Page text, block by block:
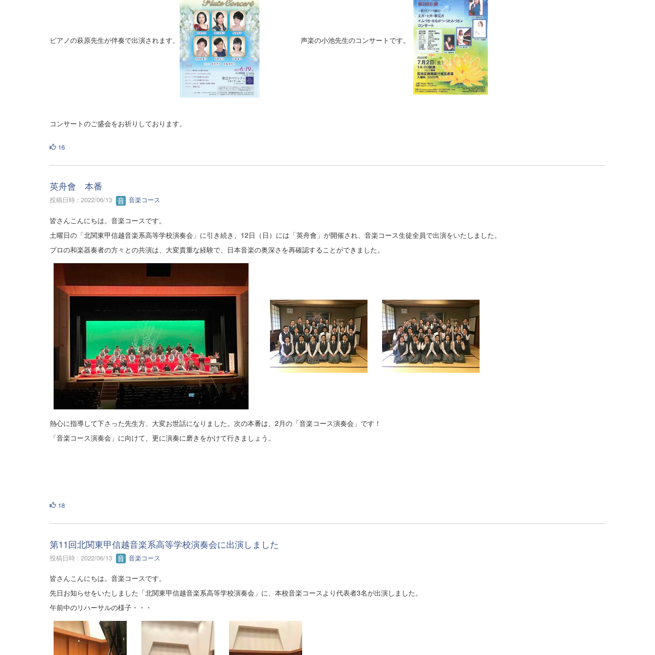
ピアノの萩原先生が伴奏で出演されます。 声楽の小池先生のコンサートです。
コンサートのご盛会をお祈りしております。
16
英舟會 本番
投稿日時 : 2022/06/13 音楽コース
皆さんこんにちは。音楽コースです。
土曜日の「北関東甲信越音楽系高等学校演奏会」に引き続き、12日（日）には「英舟會」が開催され、音楽コース生徒全員で出演をいたしました。
プロの和楽器奏者の方々との共演は、大変貴重な経験で、日本音楽の奥深さを再確認することができました。
熱心に指導して下さった先生方、大変お世話になりました。次の本番は、2月の「音楽コース演奏会」です！
「音楽コース演奏会」に向けて、更に演奏に磨きをかけて行きましょう。
18
第11回北関東甲信越音楽系高等学校演奏会に出演しました
投稿日時 : 2022/06/13 音楽コース
皆さんこんにちは。音楽コースです。
先日お知らせをいたしました「北関東甲信越音楽系高等学校演奏会」に、本校音楽コースより代表者3名が出演しました。
午前中のリハーサルの様子・・・